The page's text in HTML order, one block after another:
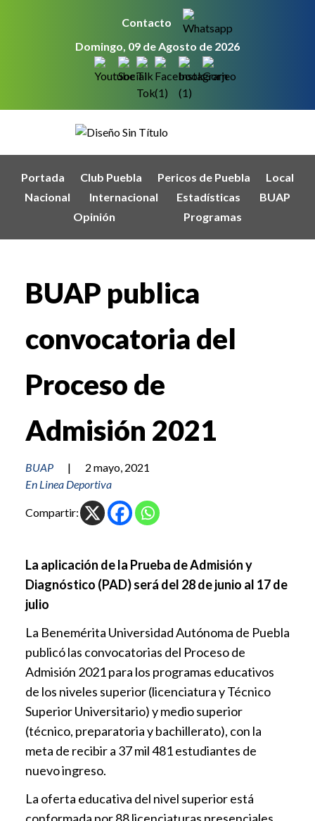
Contacto
Domingo, 09 de Agosto de 2026
Portada Club Puebla Pericos de Puebla
Local
Nacional
Internacional Estadísticas
BUAP
Opinión
Programas
BUAP publica
convocatoria del
Proceso de
Admisión 2021
BUAP |
2 mayo, 2021
En Linea Deportiva
Compartir:
La aplicación de la Prueba de Admisión y
Diagnóstico (PAD) será del 28 de junio al 17 de
julio
La Benemérita Universidad Autónoma de Puebla
publicó las convocatorias del Proceso de
Admisión 2021 para los programas educativos
de los niveles superior (licenciatura y Técnico
Superior Universitario) y medio superior
(técnico, preparatoria y bachillerato), con la
meta de recibir a 37 mil 481 estudiantes de
nuevo ingreso.
La oferta educativa del nivel superior está